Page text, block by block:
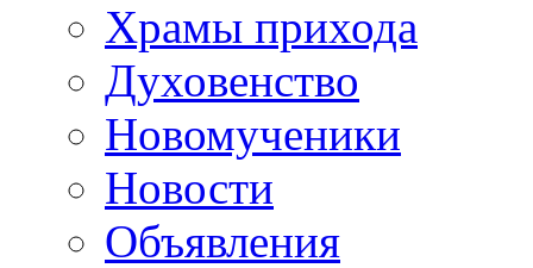
Храмы прихода
Духовенство
Новомученики
Новости
Объявления